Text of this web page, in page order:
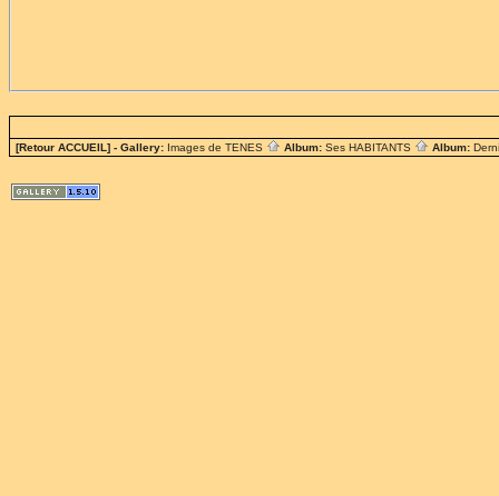
[Retour ACCUEIL] - Gallery: Images de TENES Album: Ses HABITANTS Album: